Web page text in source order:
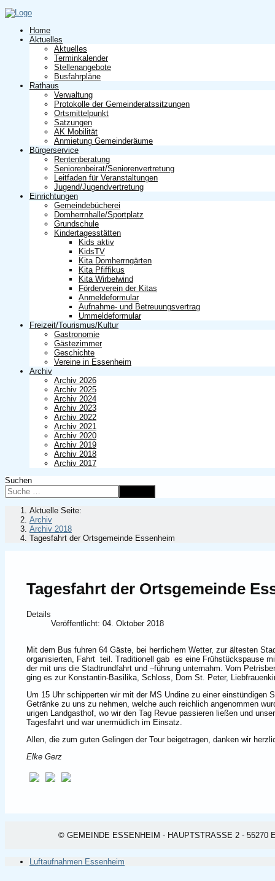
Home
Aktuelles
Aktuelles
Terminkalender
Stellenangebote
Busfahrpläne
Rathaus
Verwaltung
Protokolle der Gemeinderatssitzungen
Ortsmittelpunkt
Satzungen
AK Mobilität
Anmietung Gemeinderäume
Bürgerservice
Rentenberatung
Seniorenbeirat/Seniorenvertretung
Leitfaden für Veranstaltungen
Jugend/Jugendvertretung
Einrichtungen
Gemeindebücherei
Domherrnhalle/Sportplatz
Grundschule
Kindertagesstätten
Kids aktiv
KidsTV
Kita Domherrngärten
Kita Pfiffikus
Kita Wirbelwind
Förderverein der Kitas
Anmeldeformular
Aufnahme- und Betreuungsvertrag
Ummeldeformular
Freizeit/Tourismus/Kultur
Gastronomie
Gästezimmer
Geschichte
Vereine in Essenheim
Archiv
Archiv 2026
Archiv 2025
Archiv 2024
Archiv 2023
Archiv 2022
Archiv 2021
Archiv 2020
Archiv 2019
Archiv 2018
Archiv 2017
Suchen
Aktuelle Seite:
Archiv
Archiv 2018
Tagesfahrt der Ortsgemeinde Essenheim
Tagesfahrt der Ortsgemeinde
Details
Veröffentlicht: 04. Oktober 2018
Mit dem Bus fuhren 64 Gäste, bei herrlichem Wetter, zur ältesten
organisierten, Fahrt teil. Traditionell gab es eine Frühstückspause
der mit uns die Stadtrundfahrt und –führung unternahm. Vom
ging es zur Konstantin-Basilika, Schloss, Dom St. Peter,
Um 15 Uhr schipperten wir mit der MS Undine zu einer
Getränke zu uns zu nehmen, welche auch reichlich angenommen
urigen Landgasthof, wo wir den Tag Revue passieren ließen und
Tagesfahrt und war unermüdlich im Einsatz.
Allen, die zum guten Gelingen der Tour beigetragen, danken wir
Elke Gerz
© GEMEINDE ESSENHEIM - HAUPTSTRASSE 2 - 55270
Luftaufnahmen Essenheim